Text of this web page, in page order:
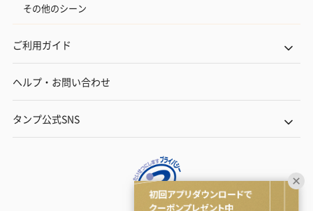
その他のシーン
ご利用ガイド
ヘルプ・お問い合わせ
タンプ公式SNS